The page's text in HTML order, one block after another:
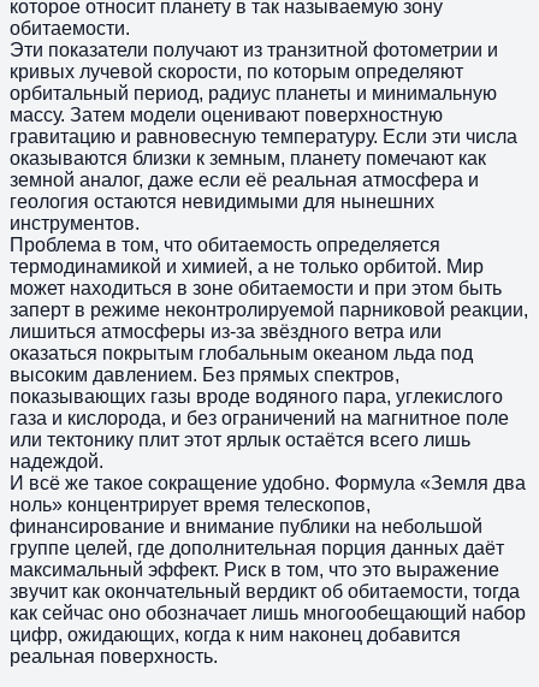
которое относит планету в так называемую зону
обитаемости.
Эти показатели получают из транзитной фотометрии и
кривых лучевой скорости, по которым определяют
орбитальный период, радиус планеты и минимальную
массу. Затем модели оценивают поверхностную
гравитацию и равновесную температуру. Если эти числа
оказываются близки к земным, планету помечают как
земной аналог, даже если её реальная атмосфера и
геология остаются невидимыми для нынешних
инструментов.
Проблема в том, что обитаемость определяется
термодинамикой и химией, а не только орбитой. Мир
может находиться в зоне обитаемости и при этом быть
заперт в режиме неконтролируемой парниковой реакции,
лишиться атмосферы из-за звёздного ветра или
оказаться покрытым глобальным океаном льда под
высоким давлением. Без прямых спектров,
показывающих газы вроде водяного пара, углекислого
газа и кислорода, и без ограничений на магнитное поле
или тектонику плит этот ярлык остаётся всего лишь
надеждой.
И всё же такое сокращение удобно. Формула «Земля два
ноль» концентрирует время телескопов,
финансирование и внимание публики на небольшой
группе целей, где дополнительная порция данных даёт
максимальный эффект. Риск в том, что это выражение
звучит как окончательный вердикт об обитаемости, тогда
как сейчас оно обозначает лишь многообещающий набор
цифр, ожидающих, когда к ним наконец добавится
реальная поверхность.